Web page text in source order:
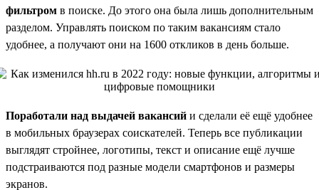
фильтром в поиске. До этого она была лишь дополнительным
разделом. Управлять поиском по таким вакансиям стало
удобнее, а получают они на 1600 откликов в день больше.
Поработали над выдачей вакансий и сделали её ещё удобнее
в мобильных браузерах соискателей. Теперь все публикации
выглядят стройнее, логотипы, текст и описание ещё лучше
подстраиваются под разные модели смартфонов и размеры
экранов.